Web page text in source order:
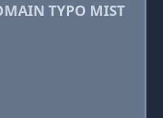
TYPO MIST